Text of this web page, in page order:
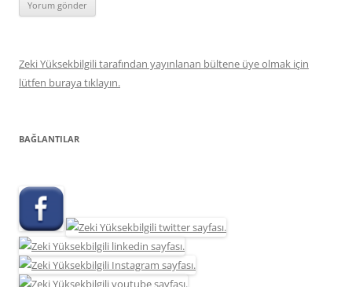
Zeki Yüksekbilgili tarafından yayınlanan bültene üye olmak için
lütfen buraya tıklayın.
BAĞLANTILAR